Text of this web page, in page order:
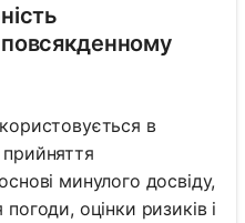
в
минулого досвіду,
оцінки ризиків і